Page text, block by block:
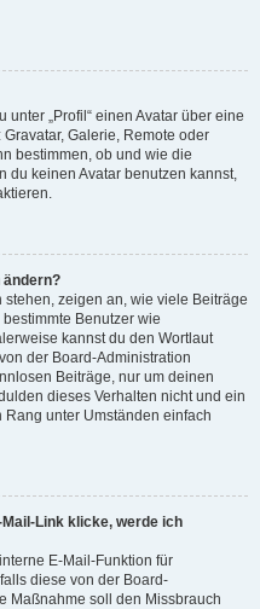
„Profil“ einen Avatar über eine
Galerie, Remote oder
bestimmen, ob und wie die
du keinen Avatar benutzen kannst,
ändern?
zeigen an, wie viele Beiträge
Benutzer wie
kannst du den Wortlaut
der Board-Administration
Beiträge, nur um deinen
dieses Verhalten nicht und ein
unter Umständen einfach
Link klicke, werde ich
E-Mail-Funktion für
diese von der Board-
Maßnahme soll den Missbrauch